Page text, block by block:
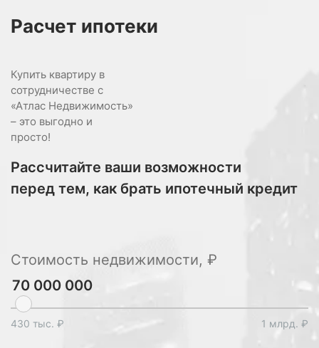
Расчет ипотеки
Купить квартиру в
сотрудничестве с
«Атлас Недвижимость»
– это выгодно и
просто!
Рассчитайте ваши возможности
перед тем, как брать ипотечный кредит
Стоимость недвижимости, ₽
430 тыс. ₽ 1 млрд. ₽